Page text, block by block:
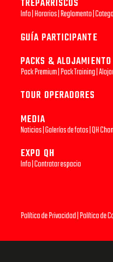
TREPARRISCOS
Info|Horarios|Reglamento|
GUÍA PARTICIPANTE
PACKS & ALOJAMIENTO
Pack Premium|Pack Training|
TOUR OPERADORES
MEDIA
Noticias|Galerías de fotos|QH
EXPO QH
Info|Contratar espacio
Política de Privacidad|Política de